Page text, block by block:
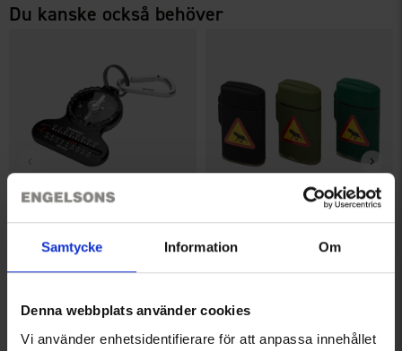
Samtycke Information Om
Denna webbplats använder cookies
Vi använder enhetsidentifierare för att anpassa innehållet
Du kanske också behöver
Silva Pocket Kompass
139 kr
Stormtändare Zengaz MaxiJet
Älgmotiv
Från39 kr
Liknande produkter